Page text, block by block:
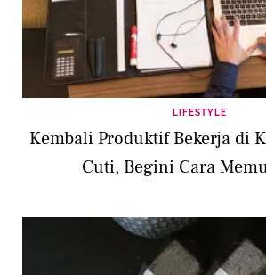
LIFESTYLE
Kembali Produktif Bekerja di
Cuti, Begini Cara